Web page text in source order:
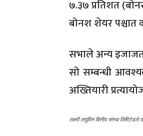
७.३७ प्रतिशत
बोनश शेयर पश्चात
सभाले अन्य
सो सम्बन्धी
अख्तियारी
लक्ष्मी लघुवित्त बित्तीय संस्था